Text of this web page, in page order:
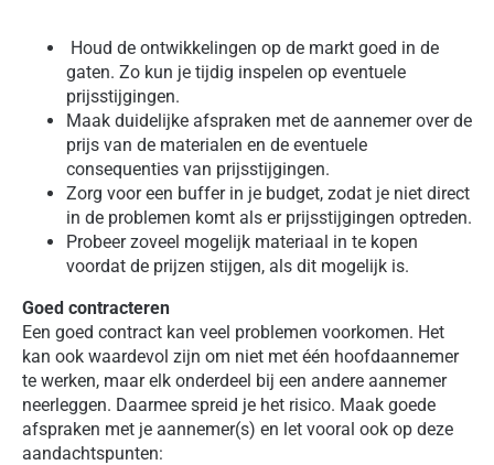
Houd de ontwikkelingen op de markt goed in de
gaten. Zo kun je tijdig inspelen op eventuele
prijsstijgingen.
Maak duidelijke afspraken met de aannemer over de
prijs van de materialen en de eventuele
consequenties van prijsstijgingen.
Zorg voor een buffer in je budget, zodat je niet direct
in de problemen komt als er prijsstijgingen optreden.
Probeer zoveel mogelijk materiaal in te kopen
voordat de prijzen stijgen, als dit mogelijk is.
Goed contracteren
Een goed contract kan veel problemen voorkomen. Het
kan ook waardevol zijn om niet met één hoofdaannemer
te werken, maar elk onderdeel bij een andere aannemer
neerleggen. Daarmee spreid je het risico. Maak goede
afspraken met je aannemer(s) en let vooral ook op deze
aandachtspunten: